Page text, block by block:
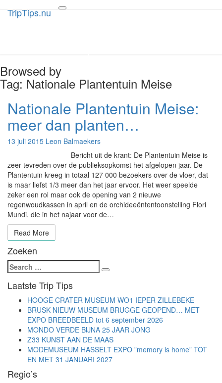
Toggle
TripTips.nu
TripTips.nu
Trips
Browsed by
Tag: Nationale Plantentuin Meise
Nationale
Plantentuin
Meise:
meer
dan
Nationale Plantentuin Meise:
meer dan planten…
13 juli 2015 Leon Balmaekers
Bericht uit de krant: De Plantentuin Meise is
zeer tevreden over de publieksopkomst het afgelopen jaar. De
Plantentuin kreeg in totaal 127 000 bezoekers over de vloer, dat
is maar liefst 1/3 meer dan het jaar ervoor. Het weer speelde
zeker een rol maar ook de opening van 2 nieuwe
regenwoudkassen in april en de orchideeëntentoonstelling Flori
Mundi, die in het najaar voor de…
Read MoreRead More
Zoeken
Search
for:
Search
Laatste Trip Tips
HOOGE CRATER MUSEUM WO1 IEPER ZILLEBEKE
BRUSK NIEUW MUSEUM BRUGGE GEOPEND… MET
EXPO BREEDBEELD tot 6 september 2026
MONDO VERDE BIJNA 25 JAAR JONG
Z33 KUNST AAN DE MAAS
MODEMUSEUM HASSELT EXPO ”memory is home” TOT
EN MET 31 JANUARI 2027
Regio’s